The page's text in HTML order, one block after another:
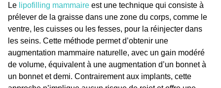
Le lipofilling mammaire est une technique qui consiste à
prélever de la graisse dans une zone du corps, comme le
ventre, les cuisses ou les fesses, pour la réinjecter dans
les seins. Cette méthode permet d’obtenir une
augmentation mammaire naturelle, avec un gain modéré
de volume, équivalent à une augmentation d’un bonnet à
un bonnet et demi. Contrairement aux implants, cette